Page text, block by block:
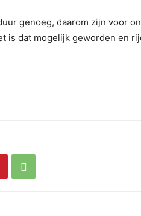
genoeg, daarom zijn voor
is dat mogelijk geworden en